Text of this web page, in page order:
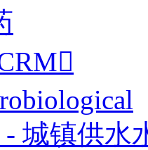

- 城镇供水